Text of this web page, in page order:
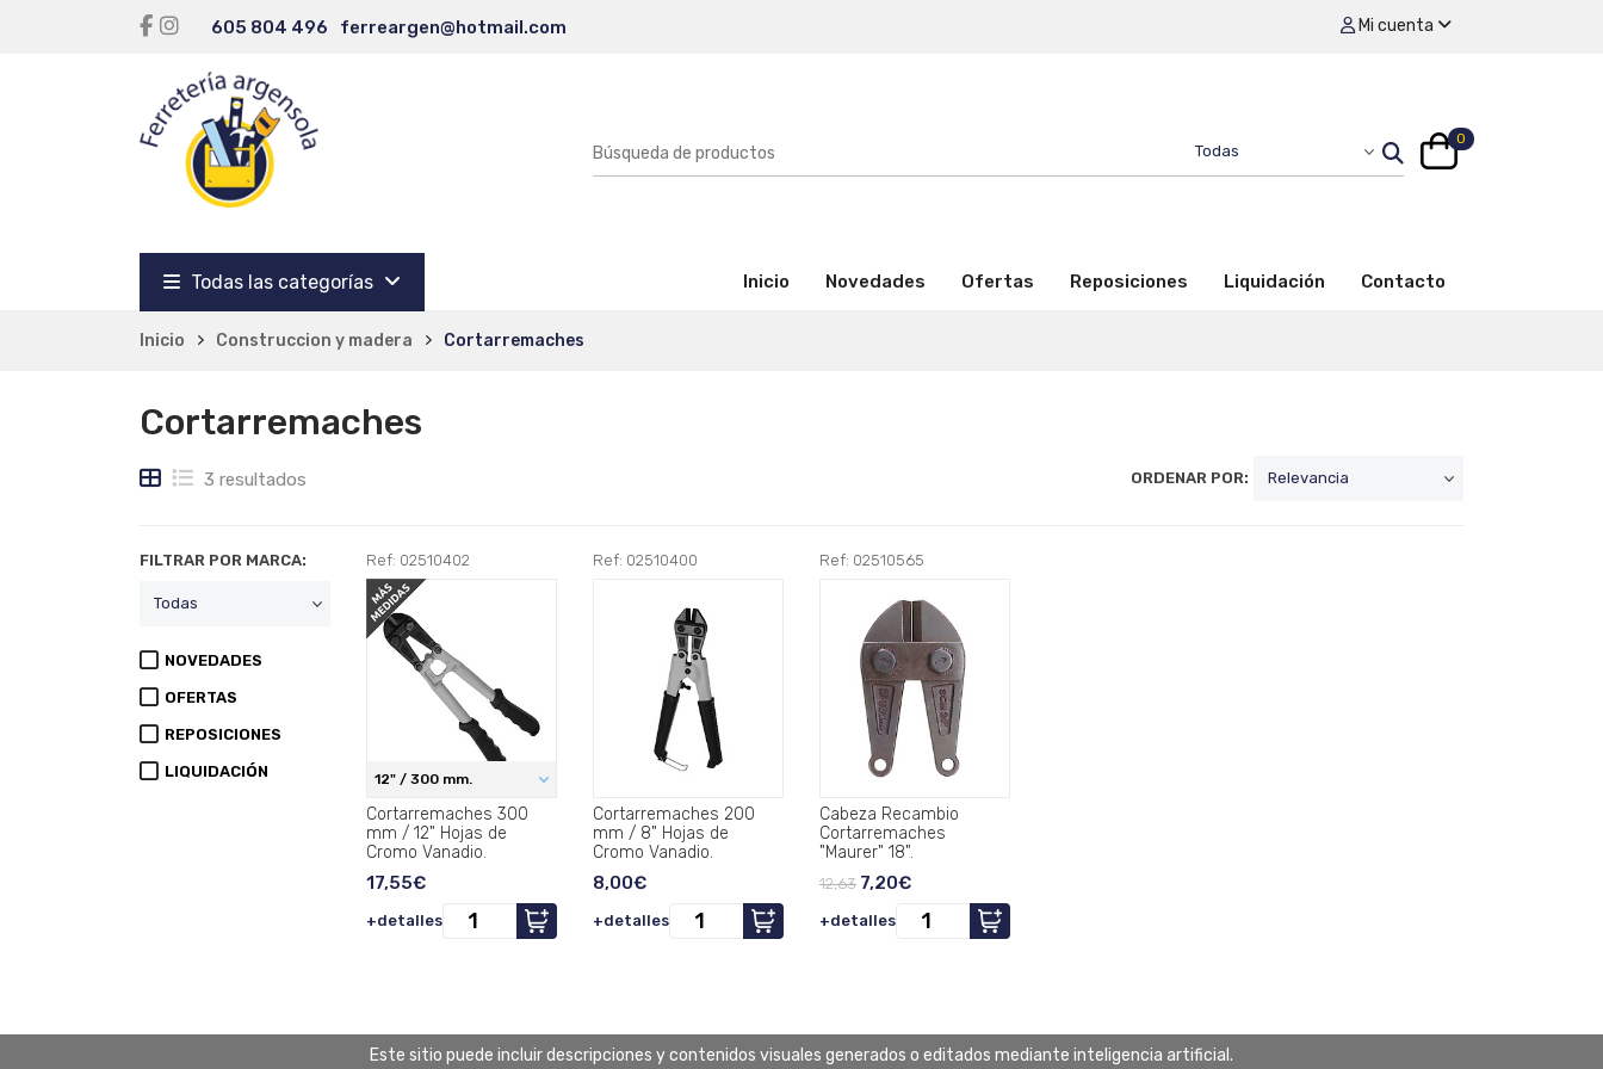
605 804 496 ferreargen@hotmail.com Mi cuenta
0
Todas las categorías Inicio (activo)Novedades Ofertas Reposiciones Liquidación Contacto
Inicio Construccion y madera Cortarremaches
Cortarremaches
3 resultados ORDENAR POR:
FILTRAR POR MARCA:
NOVEDADES
OFERTAS
REPOSICIONES
LIQUIDACIÓN
Ref: 02510402
12" / 300 mm.
Cortarremaches 300
mm / 12" Hojas de
Cromo Vanadio.
17,55€
+detalles
Ref: 02510400
Cortarremaches 200
mm / 8" Hojas de
Cromo Vanadio.
8,00€
+detalles
Ref: 02510565
Cabeza Recambio
Cortarremaches
"Maurer" 18".
12,63 7,20€
+detalles
Este sitio puede incluir descripciones y contenidos visuales generados o editados mediante inteligencia artificial.